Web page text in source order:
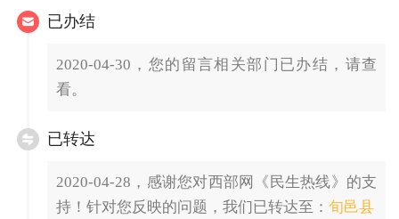
已办结
2020-04-30，您的留言相关部门已办结，请查
看。
已转达
2020-04-28，感谢您对西部网《民生热线》的支
持！针对您反映的问题，我们已转达至： 旬邑县